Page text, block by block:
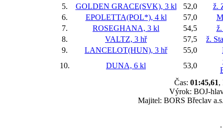
5.
GOLDEN GRACE(SVK), 3 kl 52,0
ž.
6.
EPOLETTA(POL*), 4 kl 57,0
7.
ROSEGHANA, 3 kl 54,5
8.
VALTZ, 3 hř 57,5
ž.
9.
LANCELOT(HUN), 3 hř 55,0
10.
DUNA, 6 kl 53,0
Čas: 01:45,61,
Výrok: BOJ-
Majitel: BORS Břeclav